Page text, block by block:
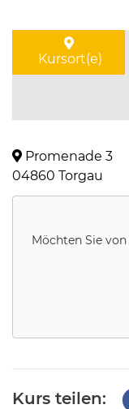
Kursort(e)
Promenade 3
04860 Torgau
Möchten Sie von
Kurs teilen: